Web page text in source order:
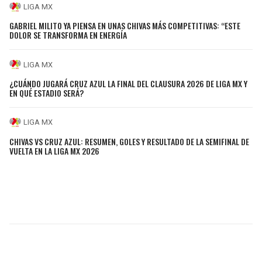
LIGA MX
GABRIEL MILITO YA PIENSA EN UNAS CHIVAS MÁS COMPETITIVAS: “ESTE
DOLOR SE TRANSFORMA EN ENERGÍA
LIGA MX
¿CUÁNDO JUGARÁ CRUZ AZUL LA FINAL DEL CLAUSURA 2026 DE LIGA MX Y
EN QUÉ ESTADIO SERÁ?
LIGA MX
CHIVAS VS CRUZ AZUL: RESUMEN, GOLES Y RESULTADO DE LA SEMIFINAL DE
VUELTA EN LA LIGA MX 2026